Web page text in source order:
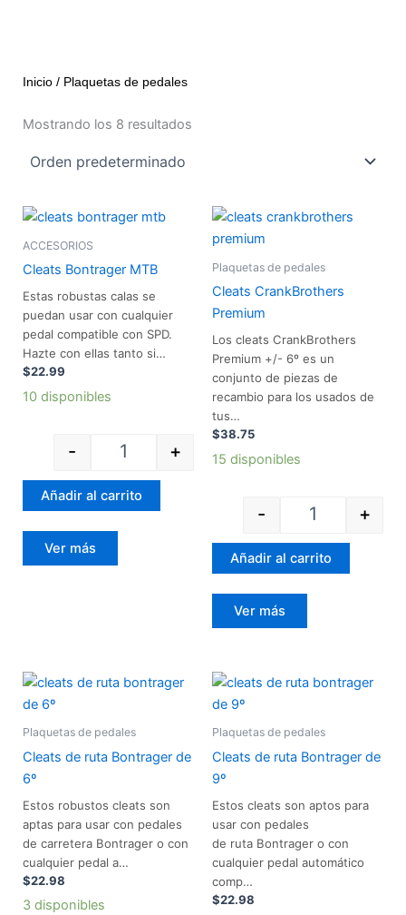
Inicio / Plaquetas de pedales
Mostrando los 8 resultados
ACCESORIOS
Cleats Bontrager MTB
Estas robustas calas se
puedan usar con cualquier
pedal compatible con SPD.
Hazte con ellas tanto si…
$22.99
10 disponibles
Cleats Bontrager MTB cantidad
- +
Añadir al carrito
Ver más
Plaquetas de pedales
Cleats CrankBrothers
Premium
Los cleats CrankBrothers
Premium +/- 6º es un
conjunto de piezas de
recambio para los usados de
tus…
$38.75
15 disponibles
Cleats
- +
Añadir al carrito
Ver más
Plaquetas de pedales
Cleats de ruta Bontrager de
6º
Estos robustos cleats son
aptas para usar con pedales
de carretera Bontrager o con
cualquier pedal a…
$22.98
3 disponibles
Cleats de ruta Bontrager de 6º cantidad
Plaquetas de pedales
Cleats de ruta Bontrager de
9º
Estos cleats son aptos para
usar con pedales
de ruta Bontrager o con
cualquier pedal automático
comp…
$22.98
Cleats de ruta